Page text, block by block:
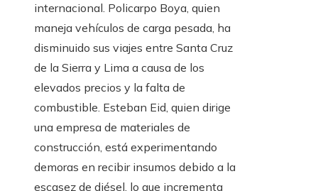
internacional. Policarpo Boya, quien
maneja vehículos de carga pesada, ha
disminuido sus viajes entre Santa Cruz
de la Sierra y Lima a causa de los
elevados precios y la falta de
combustible. Esteban Eid, quien dirige
una empresa de materiales de
construcción, está experimentando
demoras en recibir insumos debido a la
escasez de diésel, lo que incrementa